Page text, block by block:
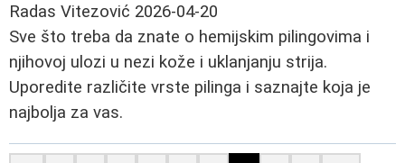
Radas Vitezović 2026-04-20
Sve što treba da znate o hemijskim pilingovima i
njihovoj ulozi u nezi kože i uklanjanju strija.
Uporedite različite vrste pilinga i saznajte koja je
najbolja za vas.